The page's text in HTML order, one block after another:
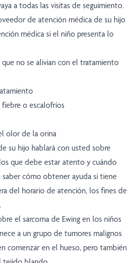
a todas las visitas de seguimiento.
de atención médica de su hijo
médica si el niño presenta lo
no se alivian con el tratamiento
o escalofríos
olor de la orina
su hijo hablará con usted sobre
que debe estar atento y cuándo
saber cómo obtener ayuda si tiene
del horario de atención, los fines de
el sarcoma de Ewing en los niños
a un grupo de tumores malignos
comenzar en el hueso, pero también